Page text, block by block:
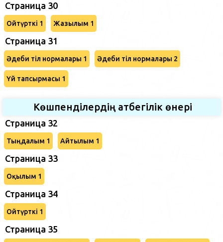
Страница 30
Ойтүрткі 1 Жазылым 1
Страница 31
Әдеби тіл нормалары 1 Әдеби тіл нормалары 2
Үй тапсырмасы 1
Көшпенділердің атбегілік өнері
Страница 32
Тыңдалым 1 Айтылым 1
Страница 33
Оқылым 1
Страница 34
Ойтүрткі 1
Страница 35